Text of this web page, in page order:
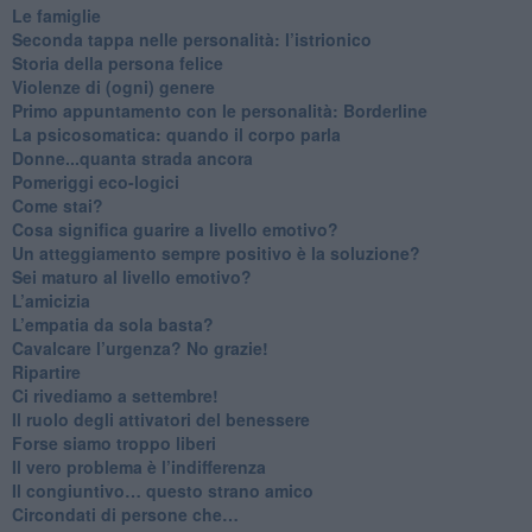
Le famiglie
Seconda tappa nelle personalità: l’istrionico
​Storia della persona felice
Violenze di (ogni) genere
​Primo appuntamento con le personalità: Borderline
La psicosomatica: quando il corpo parla
Donne...quanta strada ancora
​Pomeriggi eco-logici
​Come stai?
Cosa significa guarire a livello emotivo?
​Un atteggiamento sempre positivo è la soluzione?
​Sei maturo al livello emotivo?
​L’amicizia
​L’empatia da sola basta?
​Cavalcare l’urgenza? No grazie!
Ripartire
​Ci rivediamo a settembre!
​Il ruolo degli attivatori del benessere
​Forse siamo troppo liberi
​Il vero problema è l’indifferenza
​Il congiuntivo… questo strano amico
​Circondati di persone che…